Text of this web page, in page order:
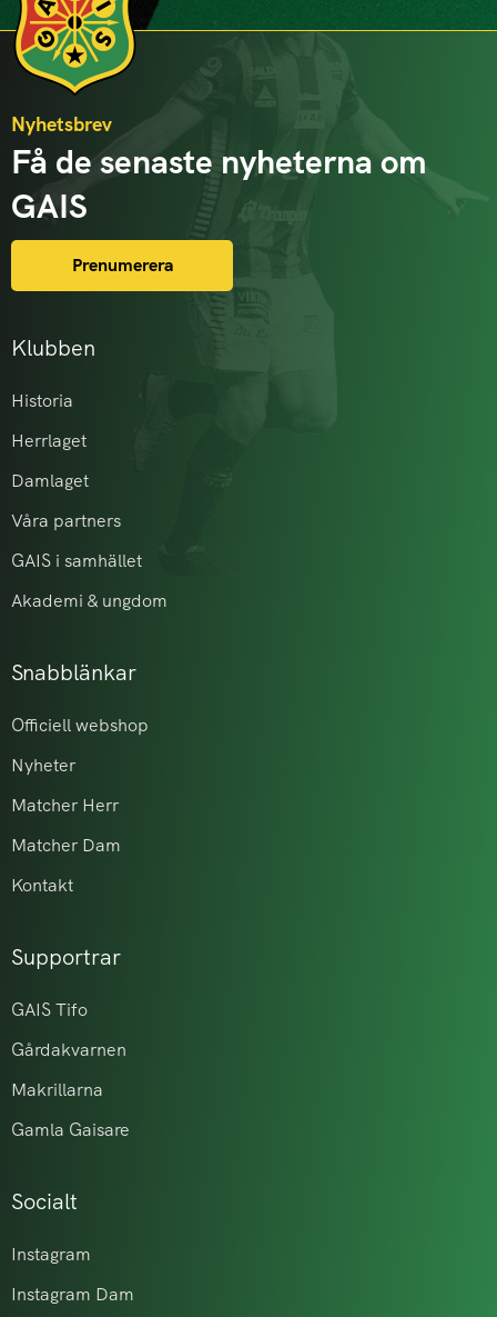
Klubben
Historia
Herrlaget
Damlaget
Våra partners
GAIS i samhället
Akademi & ungdom
Snabblänkar
Officiell webshop
Nyheter
Matcher Herr
Matcher Dam
Kontakt
Supportrar
GAIS Tifo
Gårdakvarnen
Makrillarna
Gamla Gaisare
Socialt
Instagram
Instagram Dam
Nyhetsbrev
Få de senaste nyheterna om
GAIS
Prenumerera